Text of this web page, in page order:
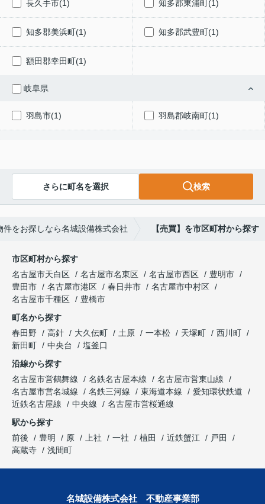
長久手市(1) 知多郡東浦町(1)
知多郡美浜町(1) 知多郡武豊町(1)
額田郡幸田町(1)
岐阜県
羽島市(1) 羽島郡岐南町(1)
さらに町名を選択 検索
をお探しなら名城設備株式会社 【売買】を市区町村から探す
市区町村から探す
名古屋市天白区
名古屋市名東区 名古屋市西区
豊明市
豊田市
名古屋市港区 春日井市
名古屋市中村区
名古屋市千種区
豊橋市
町名から探す
春田野
高針 大久伝町 土原 一本松 天塚町
西川町
新田町
中央台
塩釜口
沿線から探す
名古屋市営鶴舞線
名鉄名古屋本線
名古屋市営東山線
名古屋市営名城線
名鉄三河線 東海道本線
愛知環状鉄道
近鉄名古屋線
中央線
名古屋市営桜通線
駅から探す
前後
豊明 原 上社 一社 植田 近鉄蟹江
戸田
高蔵寺
浅間町
名城設備株式会社 不動産事業部